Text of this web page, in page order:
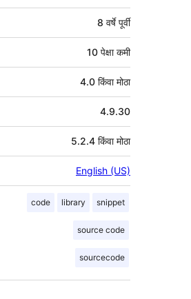
8 वर्षेपूर्वी
10 पेक्षा कमी
4.0 किंवा मोठा
4.9.30
5.2.4 किंवा मोठा
English (US)
code library snippet
source code
sourcecode